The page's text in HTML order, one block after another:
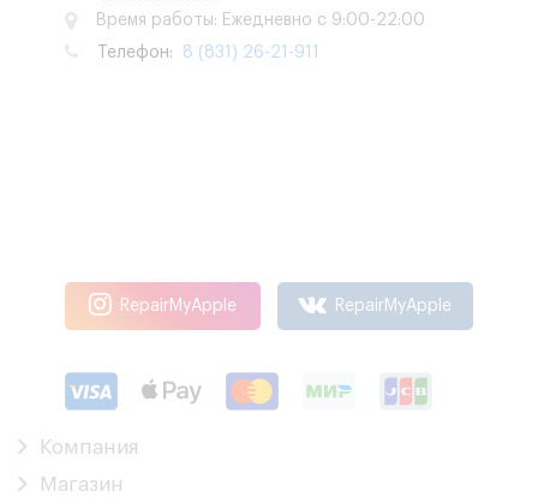
Время работы: Ежедневно с 9:00-22:00
Телефон: 8 (831) 26-21-911
RepairMyApple RepairMyApple
Компания
Магазин